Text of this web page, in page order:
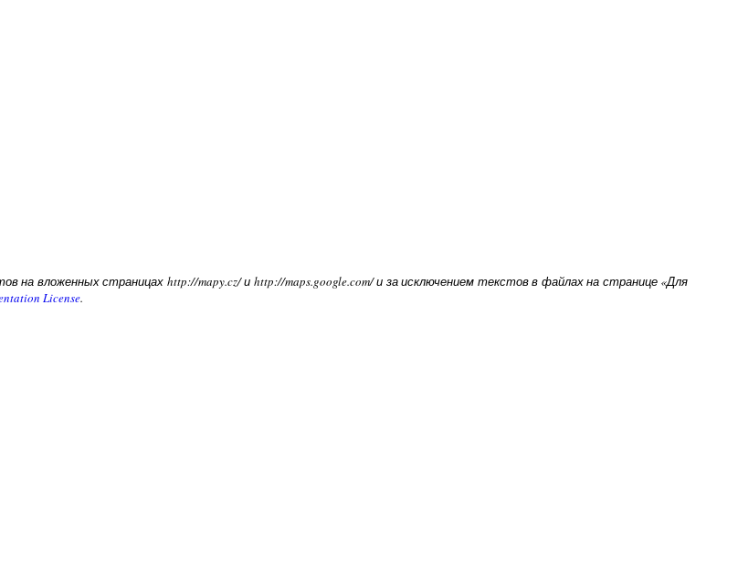
на вложенных страницах http://mapy.cz/ и http://maps.google.com/ и за исключением текстов в файлах на странице «Для
License.